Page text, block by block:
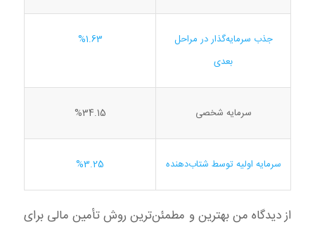
جذب سرمایه‌گذار در مراحل
بعدی
%1.63
سرمایه شخصی %34.15
سرمایه اولیه توسط شتاب‌دهنده %3.25
از دیدگاه من بهترین و مطمئن‌ترین روش تأمین مالی برای